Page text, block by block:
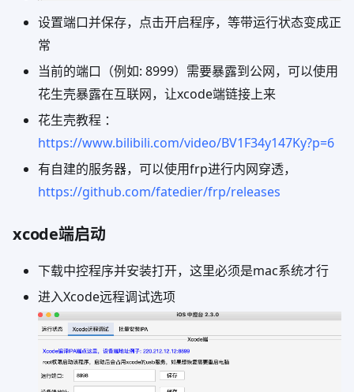
设置端口并保存，点击开启程序，等带运行状态变成正
常
当前的端口（例如: 8999）需要暴露到公网，可以使用
花生壳暴露在互联网，让xcode端链接上来
花生壳教程 ：
https://www.bilibili.com/video/BV1F34y147Ky?p=6
有自建的服务器，可以使用frp进行内网穿透，
https://github.com/fatedier/frp/releases
xcode端启动
下载中控程序并安装打开，这里必须是mac系统才行
进入Xcode远程调试选项